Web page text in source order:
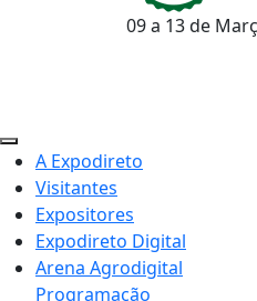
09 a 13 de
A Expodireto
Visitantes
Expositores
Expodireto Digital
Arena Agrodigital
Programação